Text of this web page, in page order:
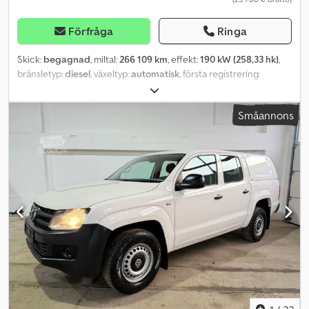
Förfråga Ringa
Skick: begagnad, miltal:266 109 km, effekt:190 kW (258,33 hk),
bränsletyp:diesel, växeltyp:automatisk, första registrering:
, Utrustning:
elektroniskt stabilitetsprogram (ESP), fyrhjulsdrift,
, * Tyskt fordon, från första
ägaren * Besiktning (HU) har gått ut, styrväxeln är otät * Dragkrok,
3 500 kg * V6-motor, 2 987 cc * Fyrhjulsdrift * Backkamera * Jag
skickar gärna en video via WhatsApp * WhatsApp: * Kontakt polski,
????? ?????: * Försäljning på uppdrag av kund utan garanti, alla
uppgifter utan ansvar, mellanförsäljning förbehålles Crsdpfx Ajyr A
Akea Tsf Ytterligare utrustning: Airbag förare/passagerare, drivtyp:
fyrhjulsdrift, ljudsystem Audio 20 (med touchpad), stötfångarsteg
bak, elektriskt justerbara och uppvärmda ytterspeglar, båda,
design- och utrustningslinje Progressive, el-sats för dragkrok,
körassistanssystem: Agility Select / Dynamic Select
(körlägesväljare), körassistanssystem: aktiv bromsassistans,
körassistanssystem: aktiv filhållningsassistans, körassistanssystem:
nedförsbackskontroll (Downhill-Speed-Regulation),
Småannons